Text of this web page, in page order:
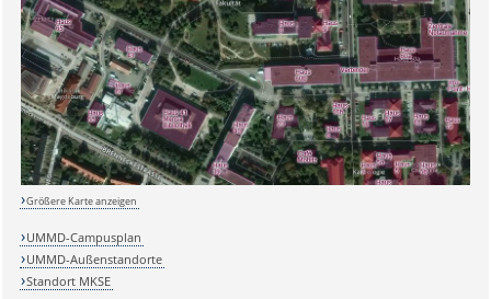
Sicherheitsabfrage:
Größere Karte anzeigen
UMMD-Campusplan
UMMD-Außenstandorte
Standort MKSE